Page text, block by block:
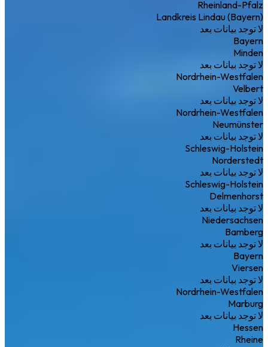
Rheinland-Pfalz
Landkreis Lindau (Bayern)
لا توجد بيانات بعد
Bayern
Minden
لا توجد بيانات بعد
Nordrhein-Westfalen
Velbert
لا توجد بيانات بعد
Nordrhein-Westfalen
Neumünster
لا توجد بيانات بعد
Schleswig-Holstein
Norderstedt
لا توجد بيانات بعد
Schleswig-Holstein
Delmenhorst
لا توجد بيانات بعد
Niedersachsen
Bamberg
لا توجد بيانات بعد
Bayern
Viersen
لا توجد بيانات بعد
Nordrhein-Westfalen
Marburg
لا توجد بيانات بعد
Hessen
Rheine